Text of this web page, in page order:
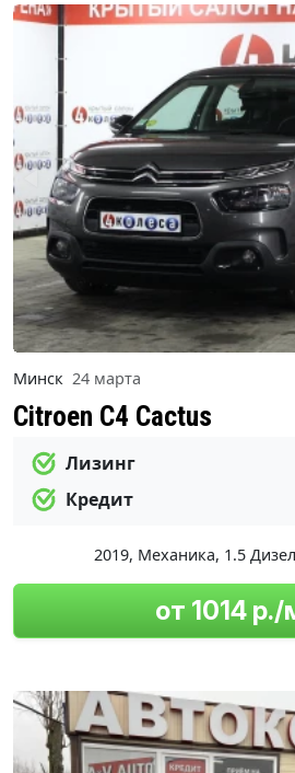
Минск 24 марта
Citroen C4 Cactus
Лизинг
Кредит
2019, Механика, 1.5
от 1014